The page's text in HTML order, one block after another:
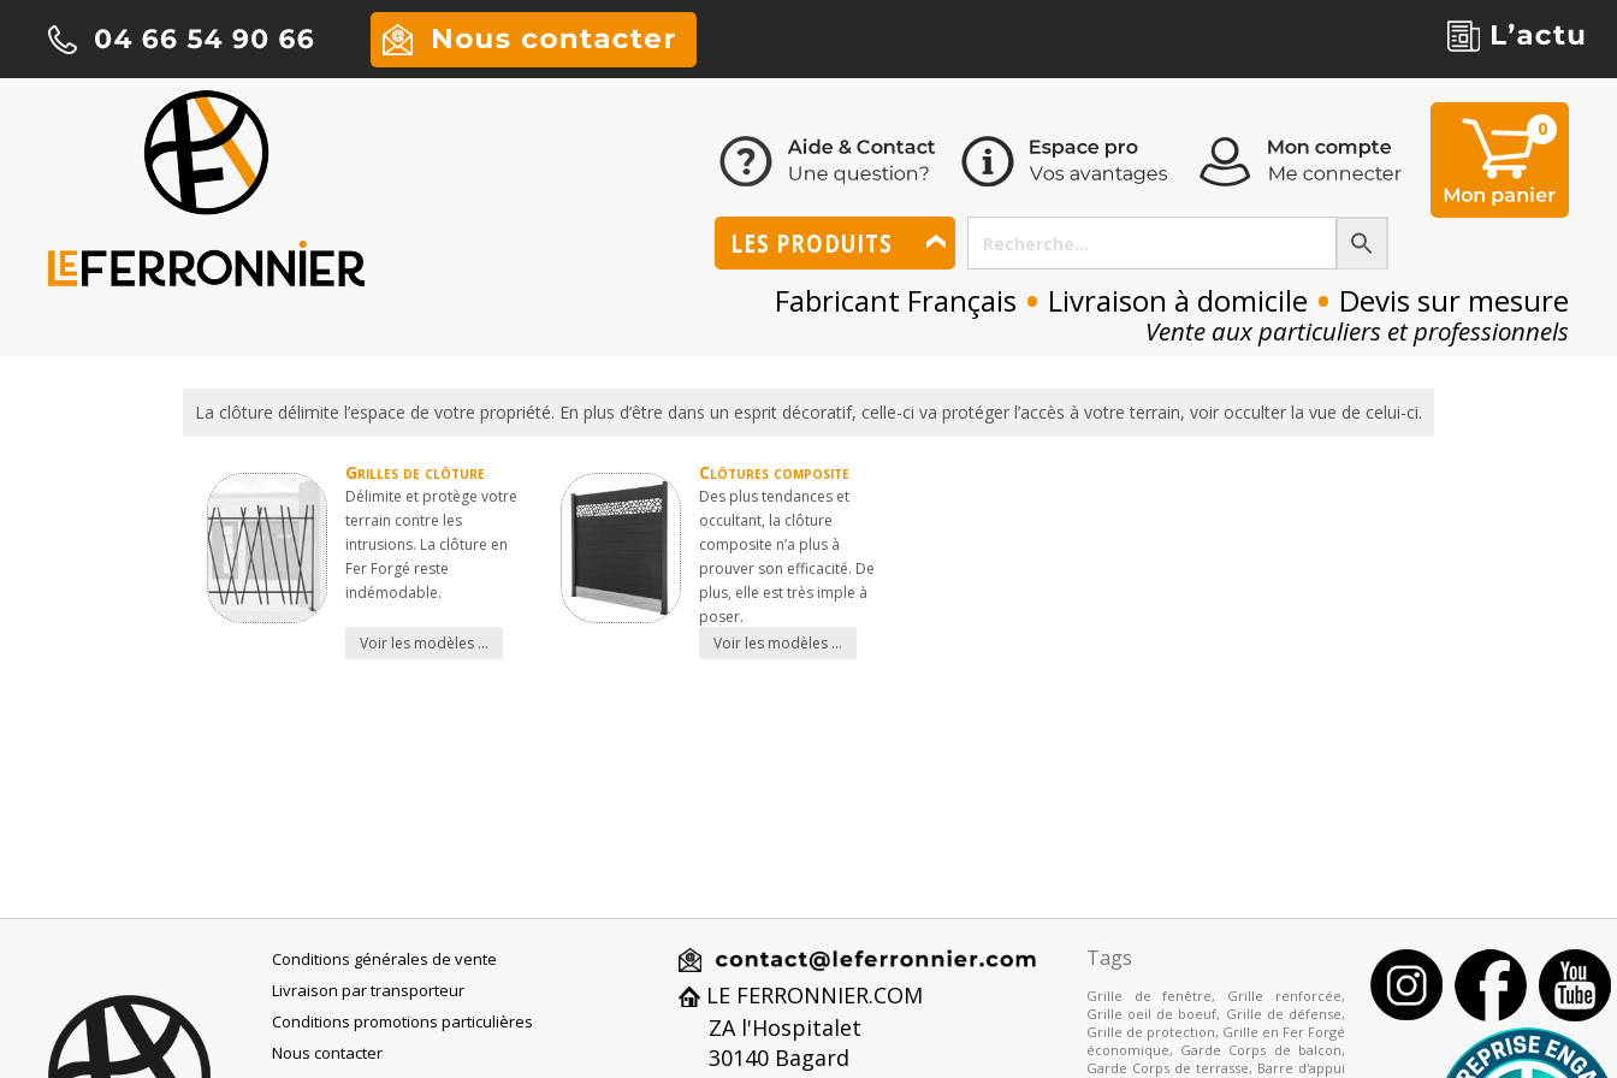
0
0
LES PRODUITS
Fabricant Français • Livraison à domicile • Devis sur mesure
Vente aux particuliers et professionnels
La clôture délimite l’espace de votre propriété. En plus d’être dans un esprit décoratif, celle-ci va protéger l’accès à votre terrain, voir occulter la vue de celui-ci.
Grilles de clôture
Délimite et protège votre
terrain contre les
intrusions. La clôture en
Fer Forgé reste
indémodable.
Voir les modèles …
Clôtures composite
Des plus tendances et
occultant, la clôture
composite n’a plus à
prouver son efficacité. De
plus, elle est très imple à
poser.
Voir les modèles …
Conditions générales de vente
Livraison par transporteur
Conditions promotions particulières
Nous contacter
LE FERRONNIER.COM
ZA l'Hospitalet
30140 Bagard
Tags
Grille de fenêtre, Grille renforcée,
Grille oeil de boeuf, Grille de défense,
Grille de protection, Grille en Fer Forgé
économique, Garde Corps de balcon,
Garde Corps de terrasse, Barre d'appui